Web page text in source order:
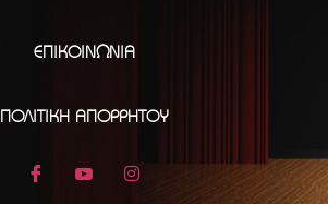
ΕΠΙΚΟΙΝΩΝΊΑ
ΠΟΛΙΤΙΚΉ ΑΠΟΡΡΉΤΟΥ